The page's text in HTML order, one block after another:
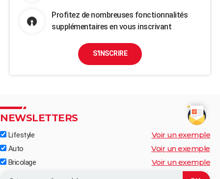
Profitez de nombreuses fonctionnalités
supplémentaires en vous inscrivant
S'INSCRIRE
NEWSLETTERS
Lifestyle Voir un exemple
Auto Voir un exemple
Bricolage Voir un exemple